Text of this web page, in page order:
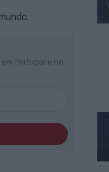
Portugal e no